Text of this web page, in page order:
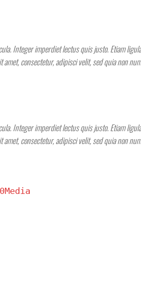
Integer imperdiet lectus quis justo. Etiam
consectetur, adipisci velit, sed quia non
Integer imperdiet lectus quis justo. Etiam
consectetur, adipisci velit, sed quia non